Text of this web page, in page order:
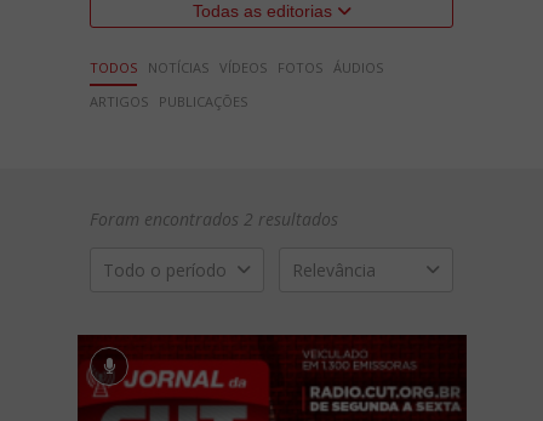
Todas as editorias
TODOS NOTÍCIAS VÍDEOS FOTOS ÁUDIOS
ARTIGOS
PUBLICAÇÕES
Foram encontrados 2 resultados
Todo o período Relevância